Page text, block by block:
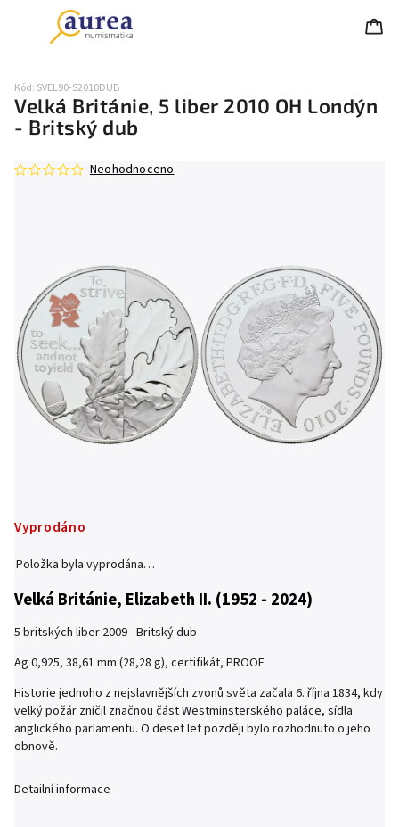
Velká Británie, 5 liber 2010 OH Londýn
- Britský dub
Kód: SVEL90-S2010DUB
Neohodnoceno
Vyprodáno
Položka byla vyprodána…
Velká Británie, Elizabeth II. (1952 - 2024)
5 britských liber 2009 - Britský dub
Ag 0,925, 38,61 mm (28,28 g), certifikát, PROOF
Historie jednoho z nejslavnějších zvonů světa začala 6. října 1834, kdy
velký požár zničil značnou část Westminsterského paláce, sídla
anglického parlamentu. O deset let později bylo rozhodnuto o jeho
obnově.
Detailní informace